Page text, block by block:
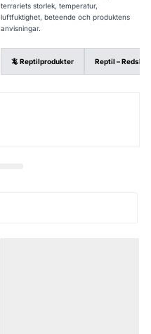
terrariets storlek, temperatur,
luftfuktighet, beteende och produktens
anvisningar.
🦎 Reptilprodukter Reptil –